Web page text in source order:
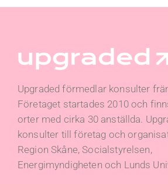
Upgraded förmedlar konsulter
Företaget startades 2010 och
orter med cirka 30 anställda.
konsulter till företag och
Region Skåne, Socialstyrelsen,
Energimyndigheten och Lunds